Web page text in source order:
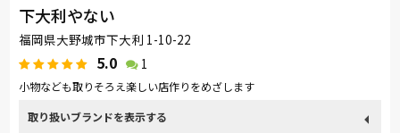
下大利やない
福岡県大野城市下大利 1-10-22
5.0 1
小物なども取りそろえ楽しい店作りをめざします